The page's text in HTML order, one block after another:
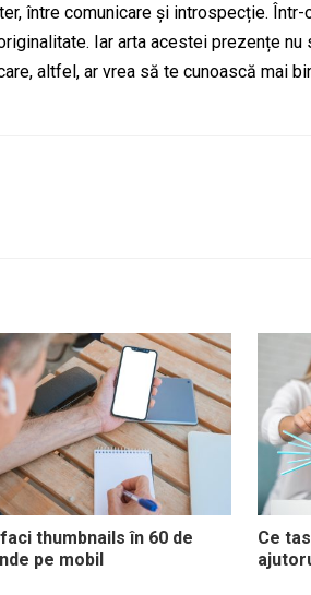
între comunicare și introspecție. Într-
Iar arta acestei prezențe
altfel, ar vrea să te cunoască mai
thumbnails în 60 de
pe mobil
Ce